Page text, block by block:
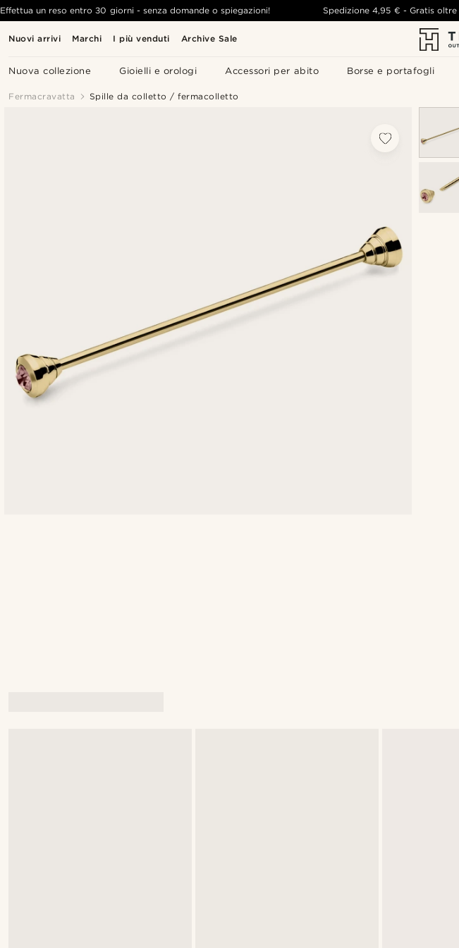
Nuovi arrivi Marchi I più venduti Archive Sale
Nuova collezione Gioielli e orologi Accessori per abito Borse e portafogli
Effettua un reso entro 30 giorni - senza domande o spiegazioni! Spedizione 4,95 € - Gratis oltre
Fermacravatta Spille da colletto / fermacolletto